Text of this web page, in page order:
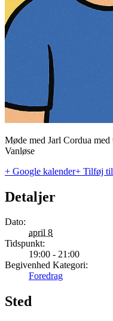
Møde med Jarl Cordua
Vanløse
+ Google kalender+ Tilføj
Detaljer
Dato:
april 8
Tidspunkt:
19:00 - 21:00
Begivenhed Kategori:
Foredrag
Sted